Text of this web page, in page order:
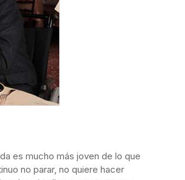
es mucho más joven de lo que
no parar, no quiere hacer